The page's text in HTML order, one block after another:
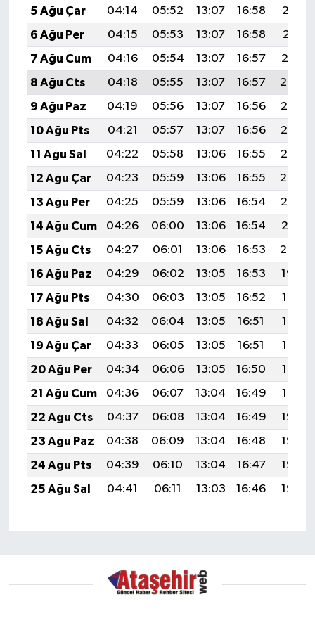
5 Ağu Çar
04:14 05:52 13:07 16:58
20:12
6 Ağu Per
04:15 05:53 13:07 16:58
20:11
7 Ağu Cum
04:16 05:54 13:07 16:57
20:10
8 Ağu Cts
04:18 05:55 13:07 16:57
20:09
9 Ağu Paz
04:19 05:56 13:07 16:56
20:08
10 Ağu Pts
04:21 05:57 13:07 16:56
20:06
11 Ağu Sal
04:22 05:58 13:06 16:55
20:05
12 Ağu Çar
04:23 05:59 13:06 16:55
20:04
13 Ağu Per
04:25 05:59 13:06 16:54
20:03
14 Ağu Cum
04:26 06:00 13:06 16:54
20:01
15 Ağu Cts
04:27 06:01 13:06 16:53
20:00
16 Ağu Paz
04:29 06:02 13:05 16:53
19:59
17 Ağu Pts
04:30 06:03 13:05 16:52
19:57
18 Ağu Sal
04:32 06:04 13:05 16:51
19:56
19 Ağu Çar
04:33 06:05 13:05 16:51
19:55
20 Ağu Per
04:34 06:06 13:05 16:50
19:53
21 Ağu Cum
04:36 06:07 13:04 16:49
19:52
22 Ağu Cts
04:37 06:08 13:04 16:49
19:50
23 Ağu Paz
04:38 06:09 13:04 16:48
19:49
24 Ağu Pts
04:39 06:10 13:04 16:47
19:48
25 Ağu Sal
04:41 06:11 13:03 16:46 19:46